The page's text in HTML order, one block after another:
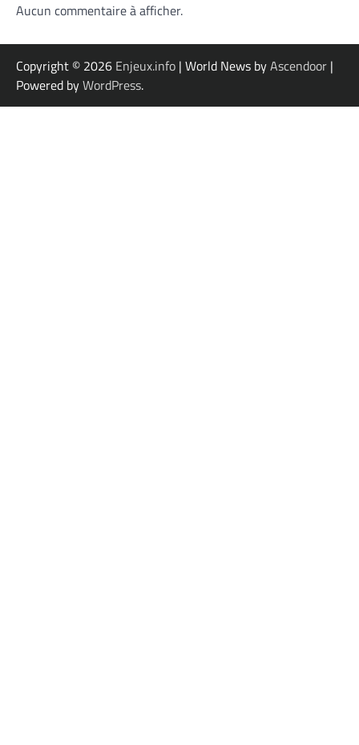
Aucun commentaire à afficher.
Copyright © 2026 Enjeux.info | World News byAscendoor |
Powered byWordPress.